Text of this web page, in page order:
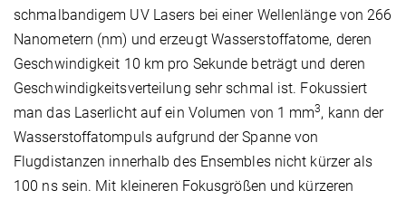
schmalbandigem UV Lasers bei einer Wellenlänge von 266
Nanometern (nm) und erzeugt Wasserstoffatome, deren
Geschwindigkeit 10 km pro Sekunde beträgt und deren
Geschwindigkeitsverteilung sehr schmal ist. Fokussiert
man das Laserlicht auf ein Volumen von 1 mm3, kann der
Wasserstoffatompuls aufgrund der Spanne von
Flugdistanzen innerhalb des Ensembles nicht kürzer als
100 ns sein. Mit kleineren Fokusgrößen und kürzeren